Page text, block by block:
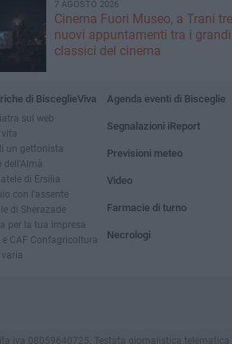
7 AGOSTO 2026
Cinema Fuori Museo, a Trani tre
nuovi appuntamenti tra i grandi
classici del cinema
di BisceglieViva
sul web
vita
un gettonista
dell'Almà
di Ersilia
con l'assente
di Sherazade
per la tua impresa
e CAF Confagricoltura
Agenda eventi di Bisceglie
Segnalazioni iReport
Previsioni meteo
Video
Farmacie di turno
Necrologi
iva 08059640725. Testata giornalistica